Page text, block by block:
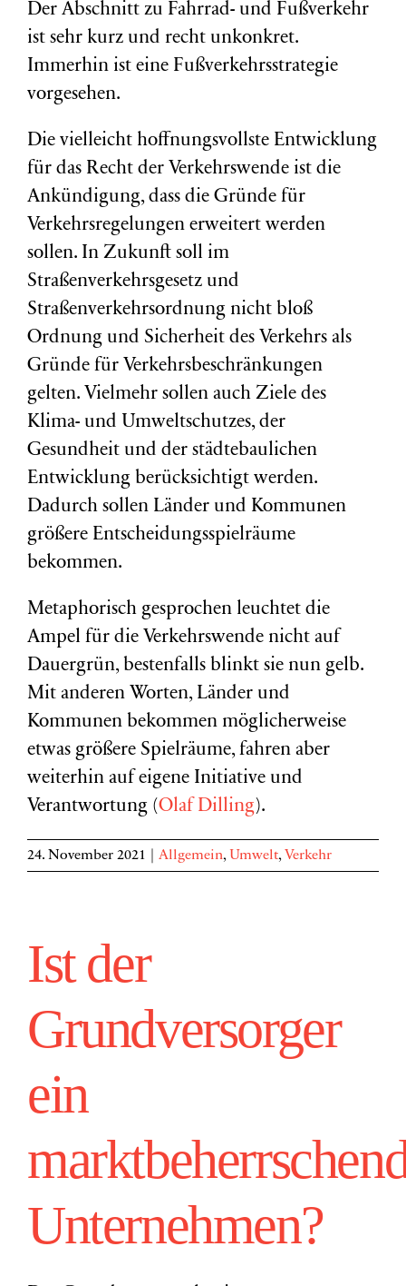
Der Abschnitt zu Fahrrad- und Fußverkehr
ist sehr kurz und recht unkonkret.
Immerhin ist eine Fußverkehrsstrategie
vorgesehen.
Die vielleicht hoffnungsvollste Entwicklung
für das Recht der Verkehrswende ist die
Ankündigung, dass die Gründe für
Verkehrsregelungen erweitert werden
sollen. In Zukunft soll im
Straßenverkehrsgesetz und
Straßenverkehrsordnung nicht bloß
Ordnung und Sicherheit des Verkehrs als
Gründe für Verkehrsbeschränkungen
gelten. Vielmehr sollen auch Ziele des
Klima- und Umweltschutzes, der
Gesundheit und der städtebaulichen
Entwicklung berücksichtigt werden.
Dadurch sollen Länder und Kommunen
größere Entscheidungsspielräume
bekommen.
Metaphorisch gesprochen leuchtet die
Ampel für die Verkehrswende nicht auf
Dauergrün, bestenfalls blinkt sie nun gelb.
Mit anderen Worten, Länder und
Kommunen bekommen möglicherweise
etwas größere Spielräume, fahren aber
weiterhin auf eigene Initiative und
Verantwortung (Olaf Dilling).
24. November 2021 Allgemein, Umwelt, Verkehr
Ist der
Grundversorger
ein
Unternehmen?